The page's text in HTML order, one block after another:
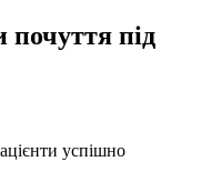
почуття під
успішно